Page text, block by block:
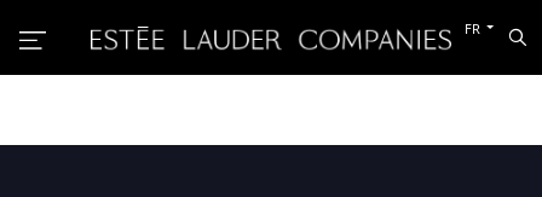
Passer
langue
FR